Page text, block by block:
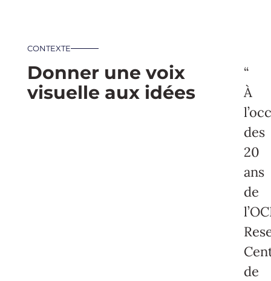
CONTEXTE
Donner une voix
visuelle aux idées
“
À
des
20
ans
de
de